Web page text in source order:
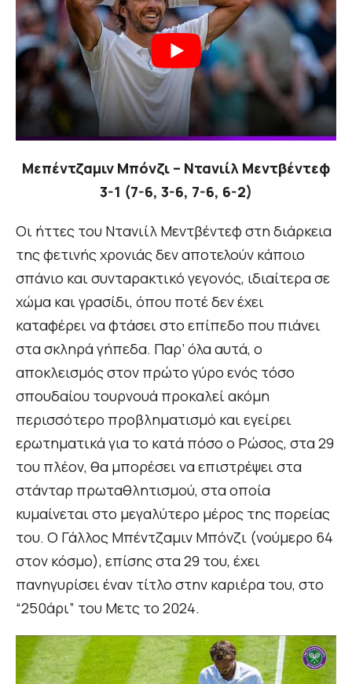
Μεπέντζαμιν Μπόνζι – Ντανιίλ Μεντβέντεφ
3-1 (7-6, 3-6, 7-6, 6-2)
Οι ήττες του Ντανιίλ Μεντβέντεφ στη διάρκεια
της φετινής χρονιάς δεν αποτελούν κάποιο
σπάνιο και συνταρακτικό γεγονός, ιδιαίτερα σε
χώμα και γρασίδι, όπου ποτέ δεν έχει
καταφέρει να φτάσει στο επίπεδο που πιάνει
στα σκληρά γήπεδα. Παρ’ όλα αυτά, ο
αποκλεισμός στον πρώτο γύρο ενός τόσο
σπουδαίου τουρνουά προκαλεί ακόμη
περισσότερο προβληματισμό και εγείρει
ερωτηματικά για το κατά πόσο ο Ρώσος, στα 29
του πλέον, θα μπορέσει να επιστρέψει στα
στάνταρ πρωταθλητισμού, στα οποία
κυμαίνεται στο μεγαλύτερο μέρος της πορείας
του. Ο Γάλλος Μπέντζαμιν Μπόνζι (νούμερο 64
στον κόσμο), επίσης στα 29 του, έχει
πανηγυρίσει έναν τίτλο στην καριέρα του, στο
“250άρι” του Μετς το 2024.